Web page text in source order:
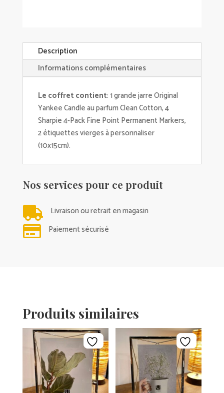
Description
Informations complémentaires
Le coffret contient: 1 grande jarre Original
Yankee Candle au parfum Clean Cotton, 4
Sharpie 4-Pack Fine Point Permanent Markers,
2 étiquettes vierges à personnaliser
(10x15cm).
Nos services pour ce produit
 Livraison ou retrait en magasin
 Paiement sécurisé
Produits similaires